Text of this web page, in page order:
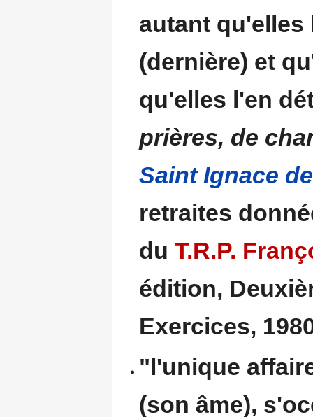
autant qu'elles
(dernière) et
qu'elles l'en
prières, de
Saint Ignace
retraites
duT.R.P.
édition,
Exercices,
"l'unique
(son âme),